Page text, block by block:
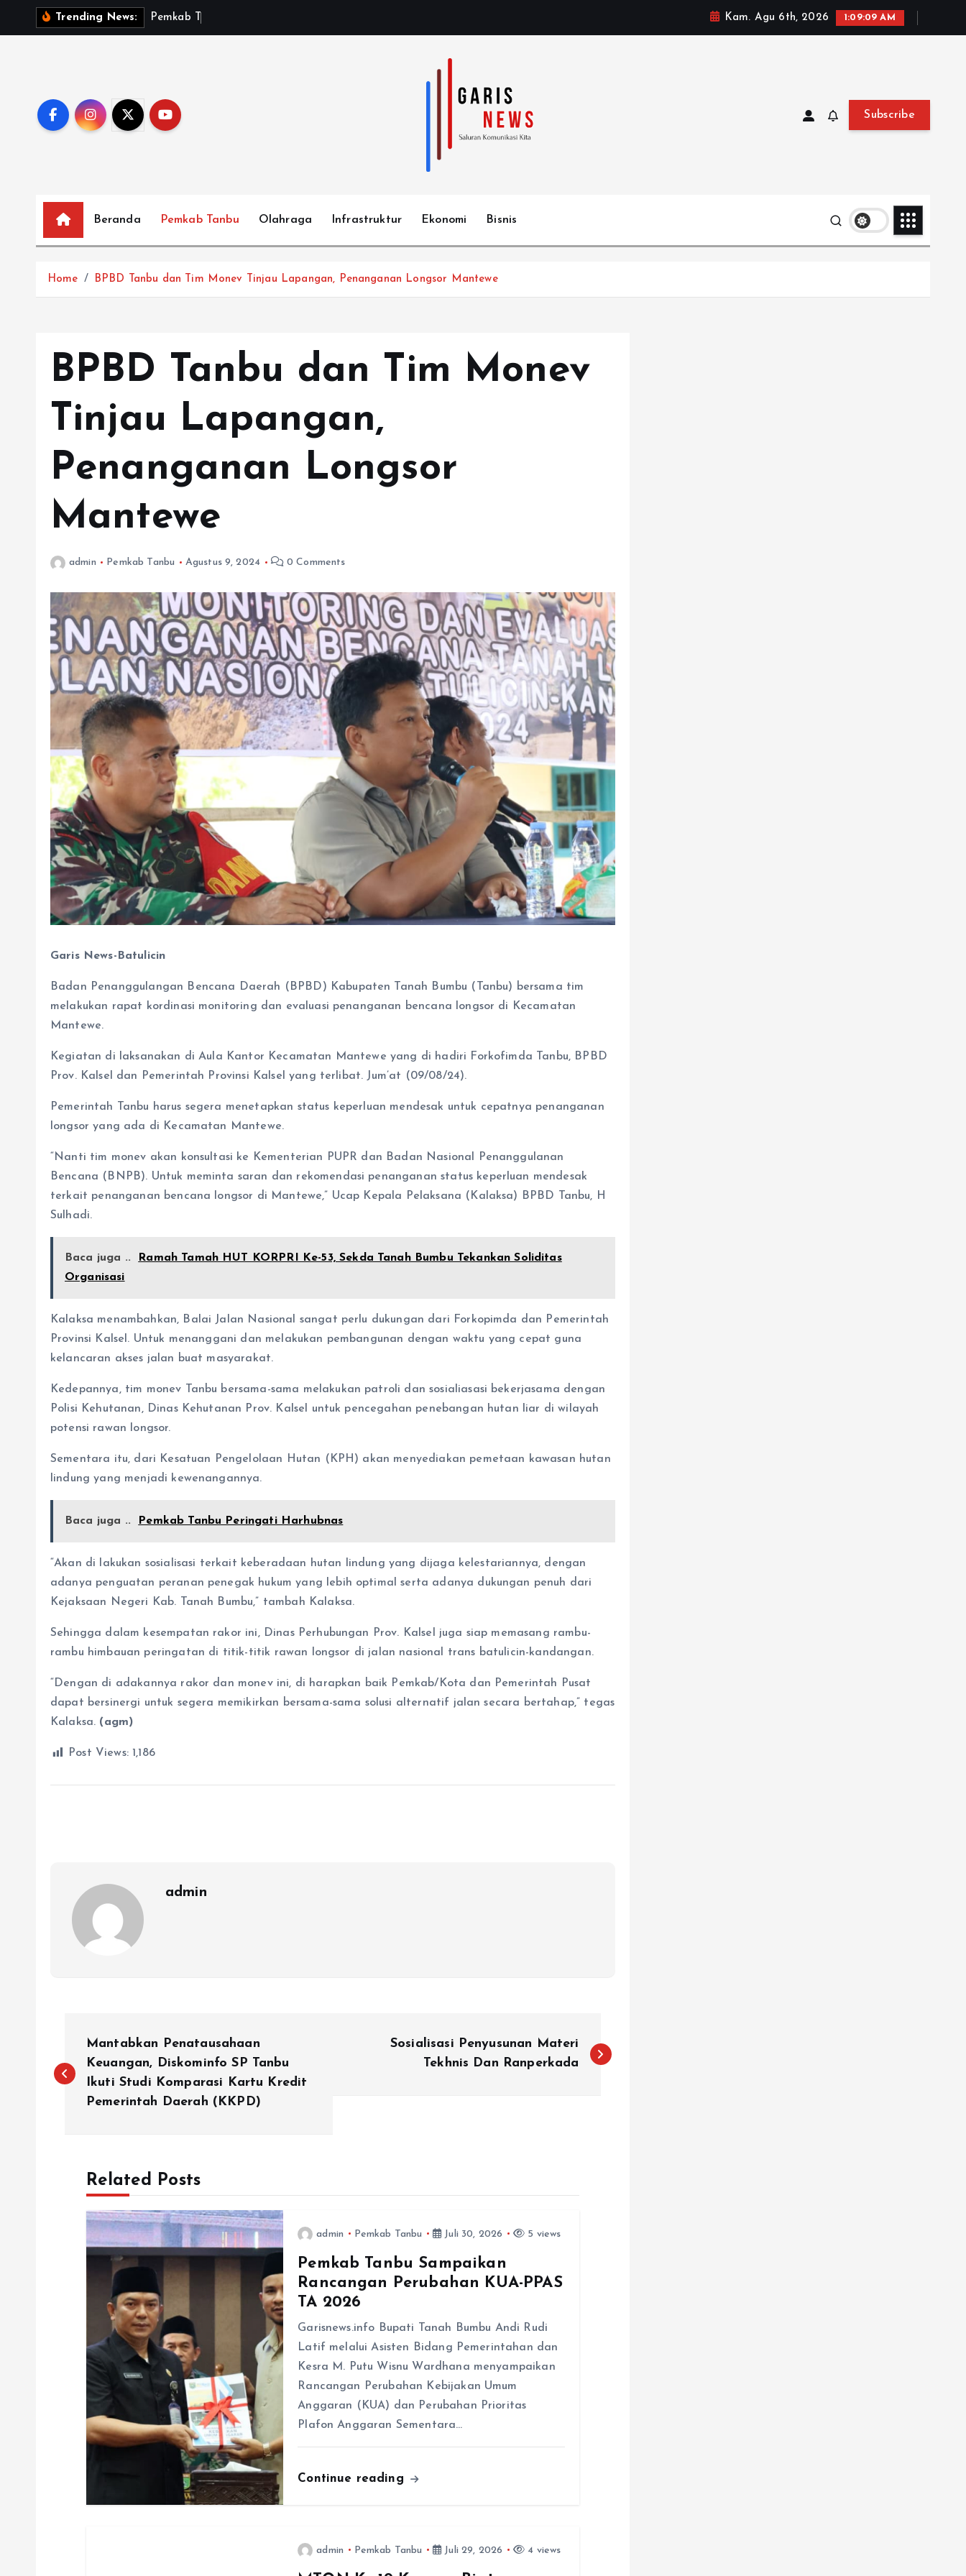
Trending News: Pem ka b Kam. Agu 6th, 2026 1:09:10 AM
Subscribe
Beranda Pemkab Tanbu Olahraga Infrastruktur Ekonomi Bisnis
Home BPBD Tanbu dan Tim Monev Tinjau Lapangan, Penanganan Longsor Mantewe
BPBD Tanbu dan Tim Monev
Tinjau Lapangan,
Penanganan Longsor
Mantewe
admin Pemkab Tanbu Agustus 9, 2024 0 Comments
Garis News-Batulicin
Badan Penanggulangan Bencana Daerah (BPBD) Kabupaten Tanah Bumbu (Tanbu) bersama tim
melakukan rapat kordinasi monitoring dan evaluasi penanganan bencana longsor di Kecamatan
Mantewe.
Kegiatan di laksanakan di Aula Kantor Kecamatan Mantewe yang di hadiri Forkofimda Tanbu, BPBD
Prov. Kalsel dan Pemerintah Provinsi Kalsel yang terlibat. Jum’at (09/08/24).
Pemerintah Tanbu harus segera menetapkan status keperluan mendesak untuk cepatnya penanganan
longsor yang ada di Kecamatan Mantewe.
“Nanti tim monev akan konsultasi ke Kementerian PUPR dan Badan Nasional Penanggulanan
Bencana (BNPB). Untuk meminta saran dan rekomendasi penanganan status keperluan mendesak
terkait penanganan bencana longsor di Mantewe,” Ucap Kepala Pelaksana (Kalaksa) BPBD Tanbu, H
Sulhadi.
Baca juga ..
Ramah Tamah HUT KORPRI Ke-53, Sekda Tanah Bumbu Tekankan Soliditas
Organisasi
Kalaksa menambahkan, Balai Jalan Nasional sangat perlu dukungan dari Forkopimda dan Pemerintah
Provinsi Kalsel. Untuk menanggani dan melakukan pembangunan dengan waktu yang cepat guna
kelancaran akses jalan buat masyarakat.
Kedepannya, tim monev Tanbu bersama-sama melakukan patroli dan sosialiasasi bekerjasama dengan
Polisi Kehutanan, Dinas Kehutanan Prov. Kalsel untuk pencegahan penebangan hutan liar di wilayah
potensi rawan longsor.
Sementara itu, dari Kesatuan Pengelolaan Hutan (KPH) akan menyediakan pemetaan kawasan hutan
lindung yang menjadi kewenangannya.
Baca juga .. Pemkab Tanbu Peringati Harhubnas
“Akan di lakukan sosialisasi terkait keberadaan hutan lindung yang dijaga kelestariannya, dengan
adanya penguatan peranan penegak hukum yang lebih optimal serta adanya dukungan penuh dari
Kejaksaan Negeri Kab. Tanah Bumbu,” tambah Kalaksa.
Sehingga dalam kesempatan rakor ini, Dinas Perhubungan Prov. Kalsel juga siap memasang rambu-
rambu himbauan peringatan di titik-titik rawan longsor di jalan nasional trans batulicin-kandangan.
“Dengan di adakannya rakor dan monev ini, di harapkan baik Pemkab/Kota dan Pemerintah Pusat
dapat bersinergi untuk segera memikirkan bersama-sama solusi alternatif jalan secara bertahap,” tegas
Kalaksa. (agm)
Post Views: 1,186
admin
a
Mantabkan Penatausahaan
Keuangan, Diskominfo SP Tanbu
Ikuti Studi Komparasi Kartu Kredit
Pemerintah Daerah (KKPD)
Sosialisasi Penyusunan Materi
Tekhnis Dan Ranperkada
Related Posts
admin Pemkab Tanbu Juli 30, 2026 5 views
Pemkab Tanbu Sampaikan
Rancangan Perubahan KUA-PPAS
TA 2026
Garisnews.info Bupati Tanah Bumbu Andi Rudi
Latif melalui Asisten Bidang Pemerintahan dan
Kesra M. Putu Wisnu Wardhana menyampaikan
Rancangan Perubahan Kebijakan Umum
Anggaran (KUA) dan Perubahan Prioritas
Plafon Anggaran Sementara…
Continue reading
admin Pemkab Tanbu Juli 29, 2026 4 views